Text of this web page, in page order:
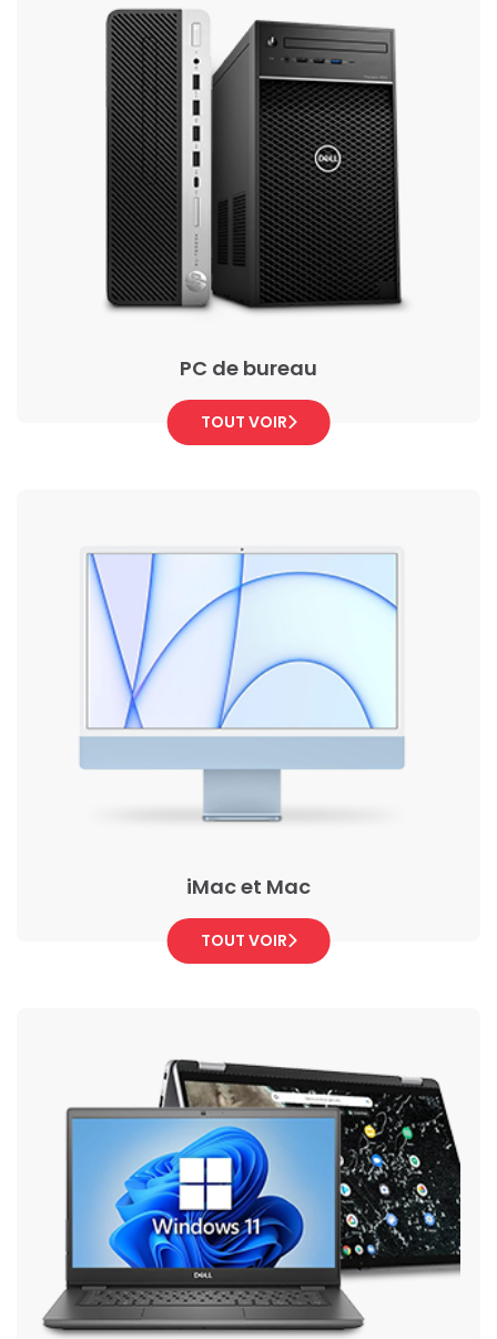
PC de bureau
TOUT VOIR
iMac et Mac
TOUT VOIR